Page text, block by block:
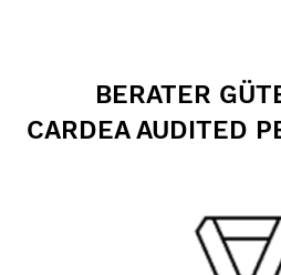
BERATER
CARDEA AUDITED